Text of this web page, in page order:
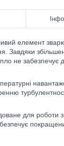
елемент
Завдяки
не забезпечує
для роботи